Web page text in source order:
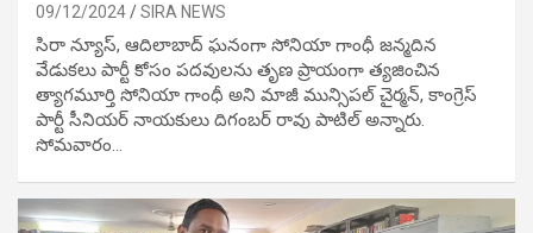
09/12/2024 SIRA NEWS
సిరా న్యూస్, ఆదిలాబాద్ ఘ‌నంగా సోనియా గాంధీ జ‌న్మ‌దిన
వేడుక‌లు పార్టీ కోసం ప‌ద‌వుల‌ను తృణ ప్రాయంగా త్య‌జించిన
త్యాగమూర్తి సోనియా గాంధీ అని మాజీ మున్సిప‌ల్ చైర్మ‌న్, కాంగ్రెస్
పార్టీ సీనియ‌ర్ నాయ‌కులు దిగంబ‌ర్ రావు పాటిల్ అన్నారు.
సోమవారం…